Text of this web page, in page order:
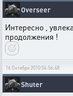
Overseer
Интересно ,
продолжения !
16 Октября 2010 04:56:48
Shuter